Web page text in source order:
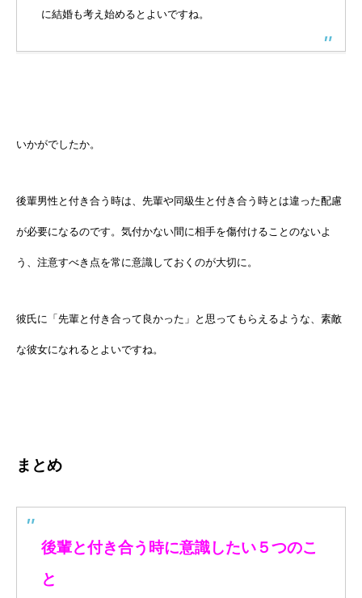
に結婚も考え始めるとよいですね。
いかがでしたか。
後輩男性と付き合う時は、先輩や同級生と付き合う時とは違った配慮
が必要になるのです。気付かない間に相手を傷付けることのないよ
う、注意すべき点を常に意識しておくのが大切に。
彼氏に「先輩と付き合って良かった」と思ってもらえるような、素敵
な彼女になれるとよいですね。
まとめ
後輩と付き合う時に意識したい５つのこ
と